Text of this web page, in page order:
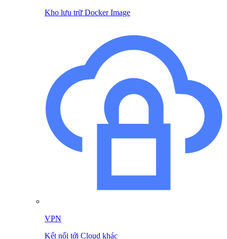
Kho lưu trữ Docker Image
VPN
Kết nối tới Cloud khác